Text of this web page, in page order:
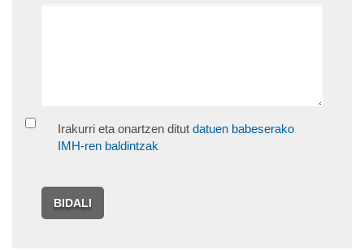
Irakurri eta onartzen ditut datuen babeserako
IMH-ren baldintzak
BIDALI